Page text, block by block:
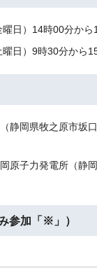
日）14時00分から
日）9時30分から
静岡県牧之原市坂
原子力発電所（静
参加「※」）